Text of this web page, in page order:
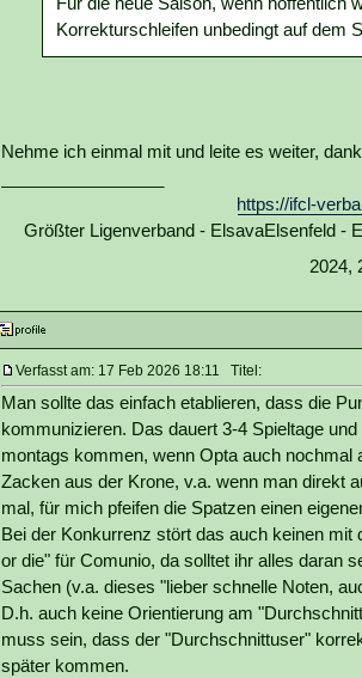
Korrekturschleifen unbedingt auf dem
Nehme ich einmal mit und leite es weiter,
https://ifcl-
Größter Ligenverband - ElsavaElsenfeld -
2024,
Verfasst am: 17 Feb 2026 18:11 Titel:
Man sollte das einfach etablieren, dass die
kommunizieren. Das dauert 3-4 Spieltage
montags kommen, wenn Opta auch nochmal
Zacken aus der Krone, v.a. wenn man direkt
mal, für mich pfeifen die Spatzen einen
Bei der Konkurrenz stört das auch keinen
or die" für Comunio, da solltet ihr alles daran
Sachen (v.a. dieses "lieber schnelle Noten,
D.h. auch keine Orientierung am
muss sein, dass der "Durchschnittuser"
später kommen.